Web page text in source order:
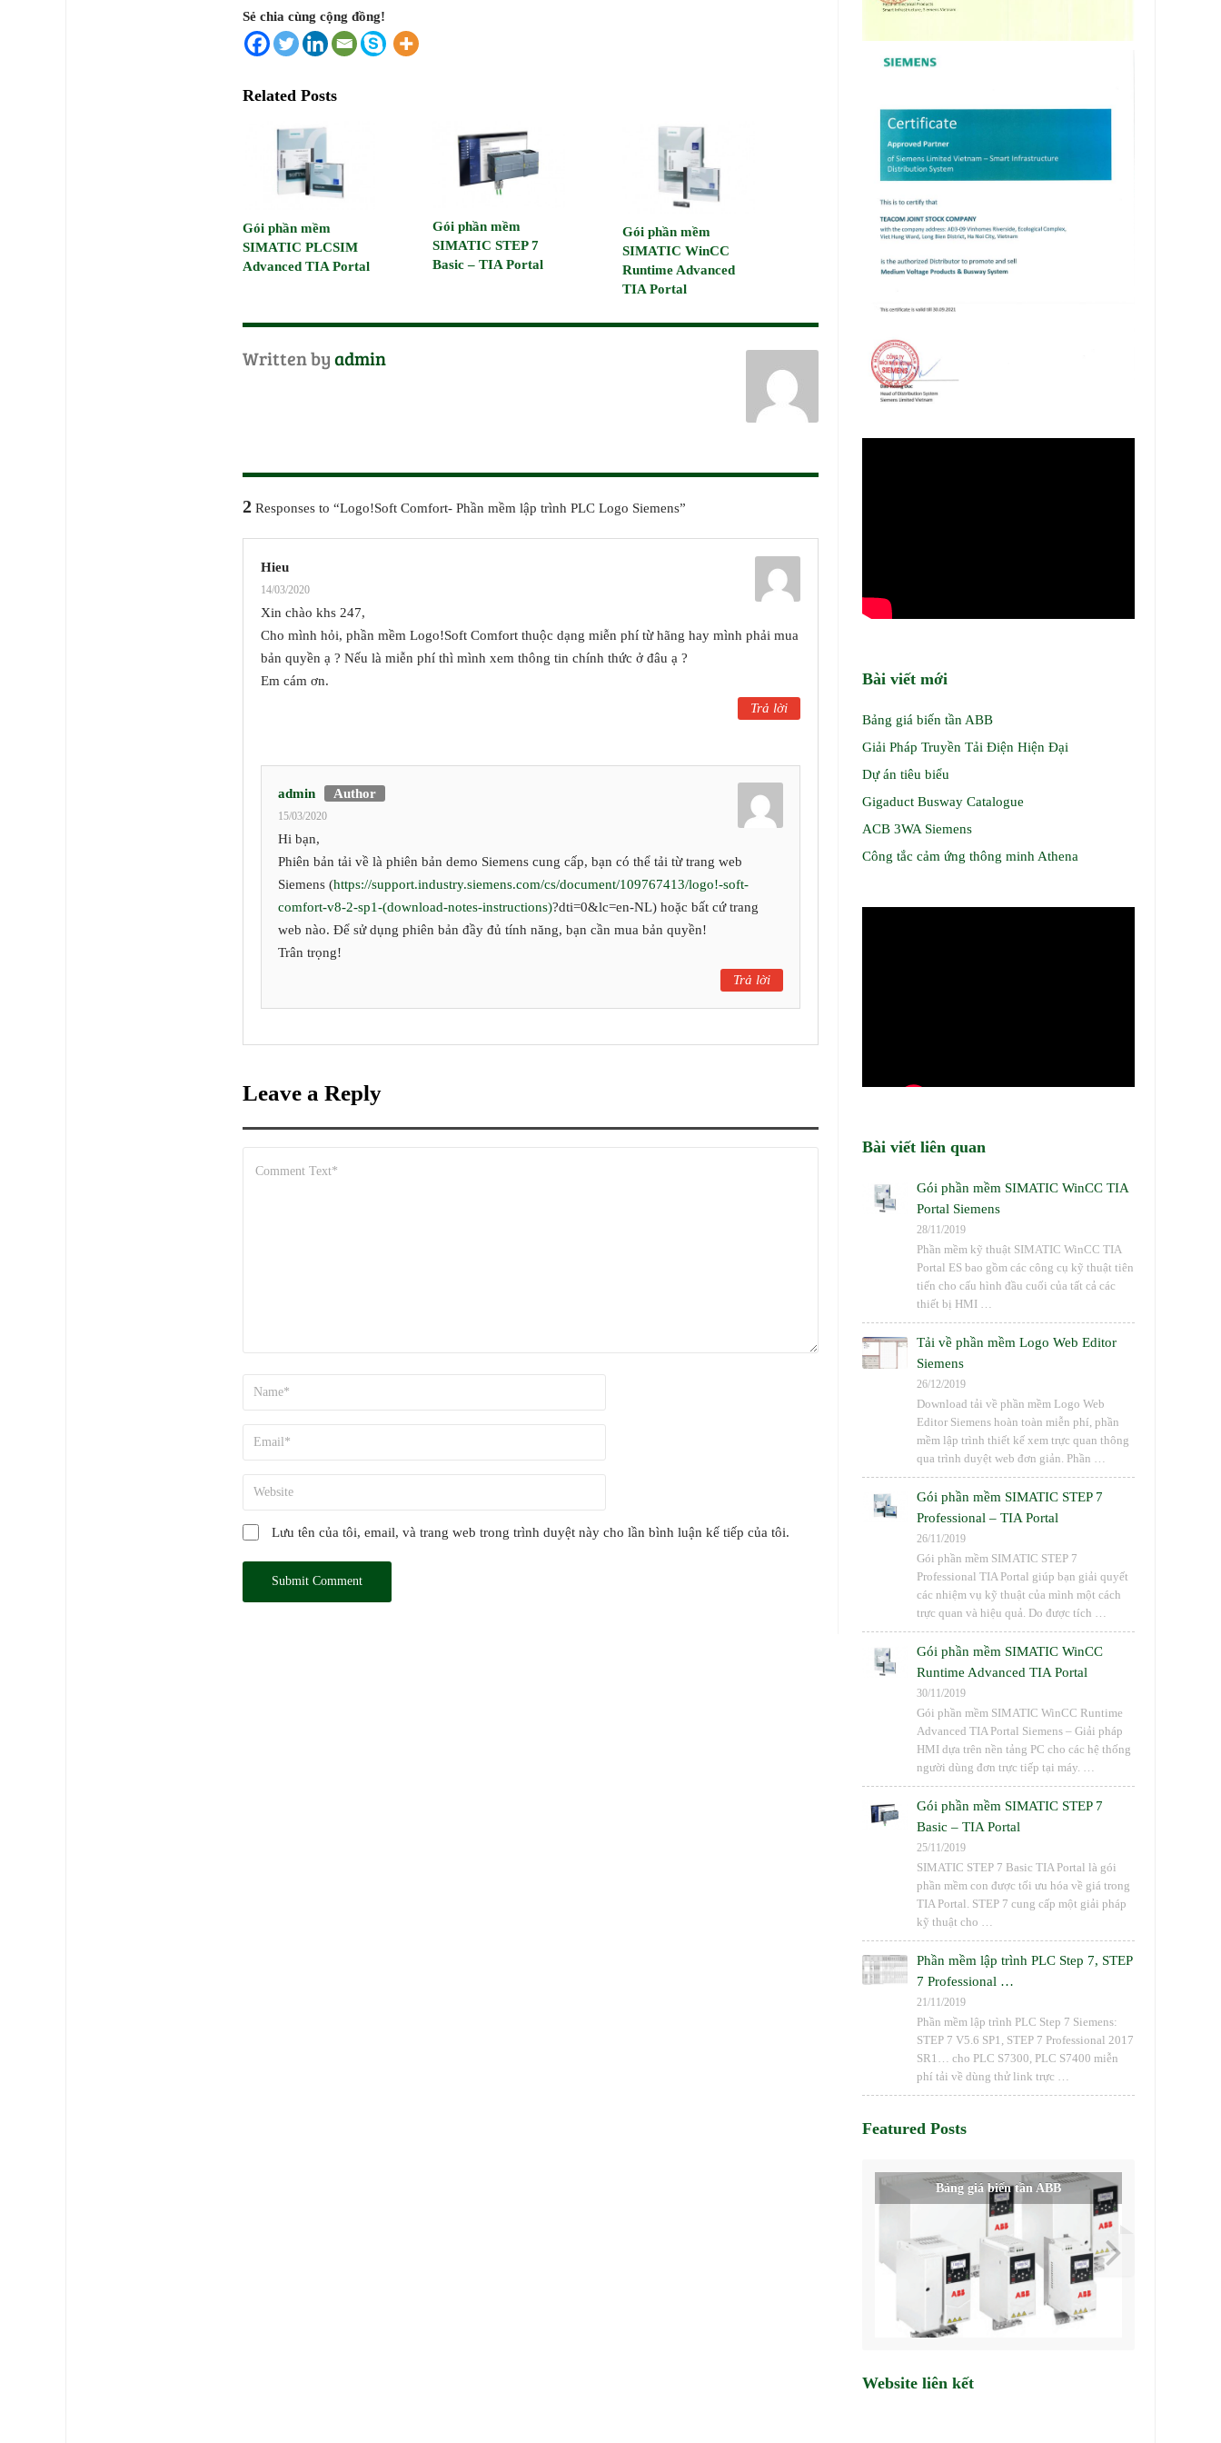
Sẻ chia cùng cộng đồng!
Related Posts
Gói phần mềm
SIMATIC PLCSIM
Advanced TIA Portal
Gói phần mềm
SIMATIC STEP 7
Basic – TIA Portal
Gói phần mềm
SIMATIC WinCC
Runtime Advanced
TIA Portal
Written byadmin
2 Responses to “Logo!Soft Comfort- Phần mềm lập trình PLC Logo Siemens”
Hieu
14/03/2020
Xin chào khs 247,
Cho mình hỏi, phần mềm Logo!Soft Comfort thuộc dạng miễn phí từ hãng hay mình phải mua
bản quyền ạ ? Nếu là miễn phí thì mình xem thông tin chính thức ở đâu ạ ?
Em cám ơn.
Trả lời
admin
15/03/2020
Hi bạn,
Phiên bản tải về là phiên bản demo Siemens cung cấp, bạn có thể tải từ trang web
Siemens (https://support.industry.siemens.com/cs/document/109767413/logo!-soft-
comfort-v8-2-sp1-(download-notes-instructions)?dti=0&lc=en-NL) hoặc bất cứ trang
web nào. Để sử dụng phiên bản đầy đủ tính năng, bạn cần mua bản quyền!
Trân trọng!
Trả lời
Leave a Reply
Lưu tên của tôi, email, và trang web trong trình duyệt này cho lần bình luận kế tiếp của tôi.
Bài viết mới
Bảng giá biến tần ABB
Giải Pháp Truyền Tải Điện Hiện Đại
Dự án tiêu biểu
Gigaduct Busway Catalogue
ACB 3WA Siemens
Công tắc cảm ứng thông minh Athena
Bài viết liên quan
Gói phần mềm SIMATIC WinCC TIA
Portal Siemens
28/11/2019
Phần mềm kỹ thuật SIMATIC WinCC TIA
Portal ES bao gồm các công cụ kỹ thuật tiên
tiến cho cấu hình đầu cuối của tất cả các
thiết bị HMI …
Tải về phần mềm Logo Web Editor
Siemens
26/12/2019
Download tải về phần mềm Logo Web
Editor Siemens hoàn toàn miễn phí, phần
mềm lập trình thiết kế xem trực quan thông
qua trình duyệt web đơn giản. Phần …
Gói phần mềm SIMATIC STEP 7
Professional – TIA Portal
26/11/2019
Gói phần mềm SIMATIC STEP 7
Professional TIA Portal giúp bạn giải quyết
các nhiệm vụ kỹ thuật của mình một cách
trực quan và hiệu quả. Do được tích …
Gói phần mềm SIMATIC WinCC
Runtime Advanced TIA Portal
30/11/2019
Gói phần mềm SIMATIC WinCC Runtime
Advanced TIA Portal Siemens – Giải pháp
HMI dựa trên nền tảng PC cho các hệ thống
người dùng đơn trực tiếp tại máy. …
Gói phần mềm SIMATIC STEP 7
Basic – TIA Portal
25/11/2019
SIMATIC STEP 7 Basic TIA Portal là gói
phần mềm con được tối ưu hóa về giá trong
TIA Portal. STEP 7 cung cấp một giải pháp
kỹ thuật cho …
Phần mềm lập trình PLC Step 7, STEP
7 Professional …
21/11/2019
Phần mềm lập trình PLC Step 7 Siemens:
STEP 7 V5.6 SP1, STEP 7 Professional 2017
SR1… cho PLC S7300, PLC S7400 miễn
phí tải về dùng thử link trực …
Featured Posts
Bảng giá biến tần ABB
Giải Pháp Truyền Tải Điện Hiện Đại
Website liên kết